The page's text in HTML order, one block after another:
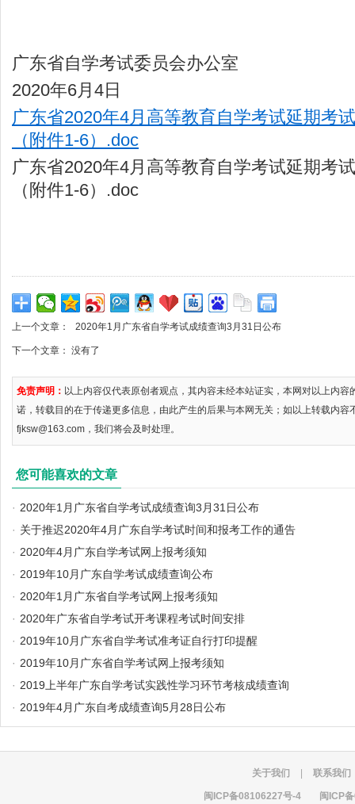
广东省自学考试委员会办公室
2020年6月4日
广东省2020年4月高等教育自学考试延期考
（附件1-6）.doc
广东省2020年4月高等教育自学考试延期考
（附件1-6）.doc
上一个文章： 2020年1月广东省自学考试成绩查询3月31日公布
下一个文章： 没有了
免责声明： 以上内容仅代表原创者观点，其内容未经本站证实，本网对以上内
诺，转载目的在于传递更多信息，由此产生的后果与本网无关；如以上转载内容
fjksw@163.com，我们将会及时处理。
您可能喜欢的文章
· 2020年1月广东省自学考试成绩查询3月31日公布
· 关于推迟2020年4月广东自学考试时间和报考工作的通告
· 2020年4月广东自学考试网上报考须知
· 2019年10月广东自学考试成绩查询公布
· 2020年1月广东省自学考试网上报考须知
· 2020年广东省自学考试开考课程考试时间安排
· 2019年10月广东省自学考试准考证自行打印提醒
· 2019年10月广东省自学考试网上报考须知
· 2019上半年广东自学考试实践性学习环节考核成绩查询
· 2019年4月广东自考成绩查询5月28日公布
关于我们 联系我们
闽ICP备08106227号-4 闽ICP